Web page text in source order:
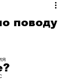
поводу